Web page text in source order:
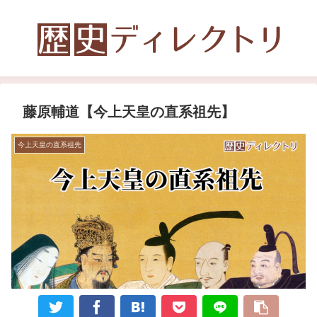
藤原輔道【今上天皇の直系祖先】
今上天皇の直系祖先